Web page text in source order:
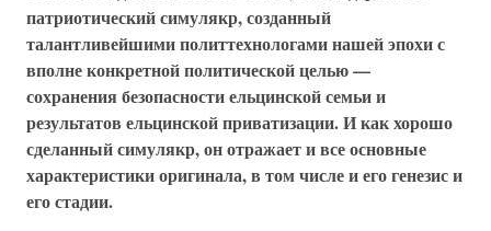
патриотический симулякр, созданный
талантливейшими политтехнологами нашей эпохи с
вполне конкретной политической целью —
сохранения безопасности ельцинской семьи и
результатов ельцинской приватизации. И как хорошо
сделанный симулякр, он отражает и все основные
характеристики оригинала, в том числе и его генезис и
его стадии.